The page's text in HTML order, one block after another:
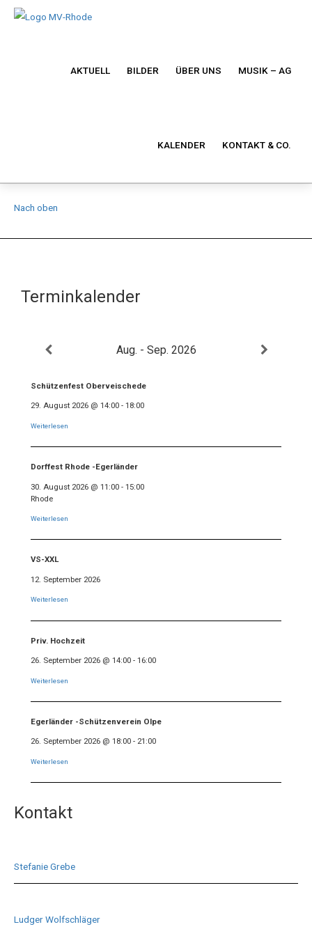
AKTUELL BILDER ÜBER UNS MUSIK – AG
KALENDER KONTAKT & CO.
Nach oben
Terminkalender
Aug. - Sep. 2026
Schützenfest Oberveischede
29. August 2026 @ 14:00 - 18:00
Weiterlesen
Dorffest Rhode -Egerländer
30. August 2026 @ 11:00 - 15:00
Rhode
Weiterlesen
VS-XXL
12. September 2026
Weiterlesen
Priv. Hochzeit
26. September 2026 @ 14:00 - 16:00
Weiterlesen
Egerländer -Schützenverein Olpe
26. September 2026 @ 18:00 - 21:00
Weiterlesen
Kontakt
Stefanie Grebe
Ludger Wolfschläger